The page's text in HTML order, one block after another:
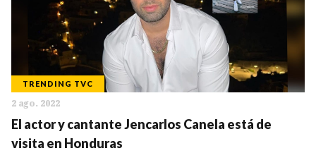
TRENDING TVC
2 ago. 2022
El actor y cantante Jencarlos Canela está de
visita en Honduras